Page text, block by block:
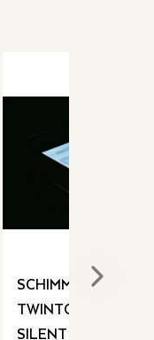
SCHIMMEL
TWINTONE SP
SILENT PIANO
Next